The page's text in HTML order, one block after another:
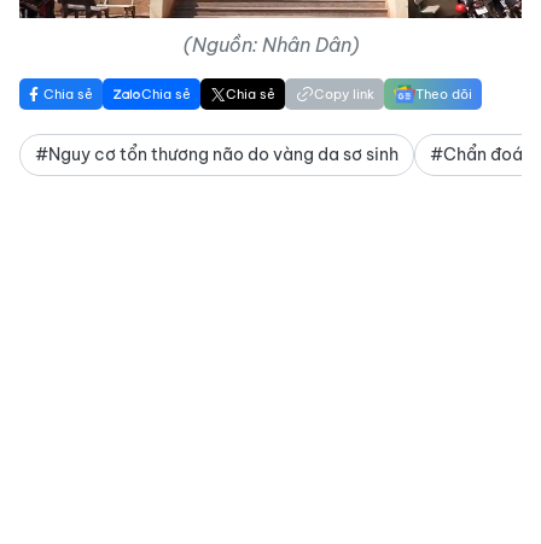
(Nguồn: Nhân Dân)
Chia sẻ Chia sẻ Chia sẻ Copy link Theo dõi
#Nguy cơ tổn thương não do vàng da sơ sinh #Chẩn đoán